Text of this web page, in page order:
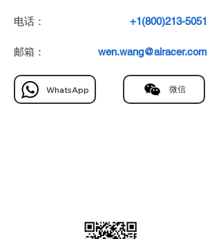
电话：
​邮箱：
+1(800)213-5051
wen.wang@airacer.com
WhatsApp 微信